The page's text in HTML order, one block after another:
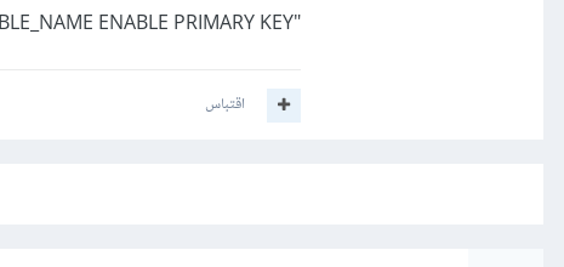
"ALTER TABLE TABLE_NAME ENABLE PRIMARY KEY;"
اقتباس